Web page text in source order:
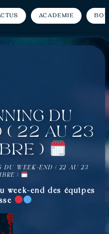
Académie
du
22 au 23
)
DU WEEK-END ( 22 AU 23
)
week-end des équipes